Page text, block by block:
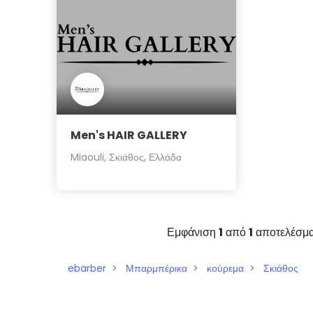
Men's HAIR GALLERY
Miaouli, Σκιάθος, Ελλάδα
Εμφάνιση 1 από1
ebarber Μπαρμπέρικα κούρεμα Σκιάθος